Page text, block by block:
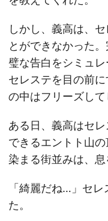
しかし、義高は、
とができなかった
璧な告白をシミュ
セレステを目の前
の中はフリーズして
ある日、義高はセ
できるエントト山
染まる街並みは、息
「綺麗だね…」セ
た。